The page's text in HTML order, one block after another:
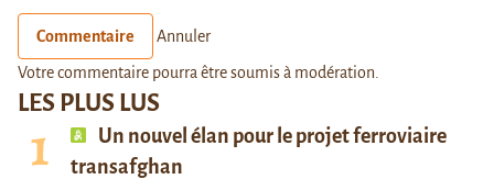
LES PLUS LUS
Un nouvel élan pour le projet ferroviaire
transafghan
Commentaire Annuler
Votre commentaire pourra être soumis à modération.